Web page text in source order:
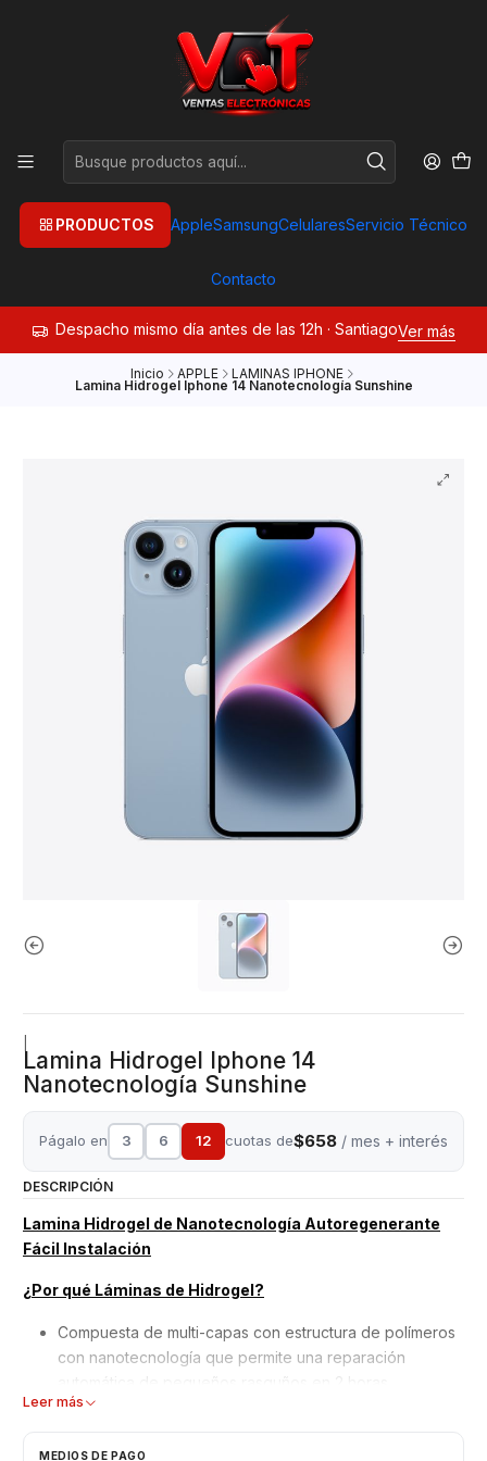
PRODUCTOS AppleSamsungCelularesServicio Técnico
Contacto
Despacho mismo día antes de las 12h · SantiagoVer más
Inicio APPLE LAMINAS IPHONE
Lamina Hidrogel Iphone 14 Nanotecnología Sunshine
Lamina Hidrogel Iphone 14
Nanotecnología Sunshine
Págalo en 3 6 12 cuotas de$658 / mes + interés
DESCRIPCIÓN
Lamina Hidrogel de Nanotecnología Autoregenerante
Fácil Instalación
¿Por qué Láminas de Hidrogel?
Compuesta de multi-capas con estructura de polímeros
con nanotecnología que permite una reparación
automática de pequeños rasguños en 2 horas.
Mejor adaptación y absorción de golpes, debido a su
No interfiere en el reconocimiento de la huella dactilar
Leer más
MEDIOS DE PAGO